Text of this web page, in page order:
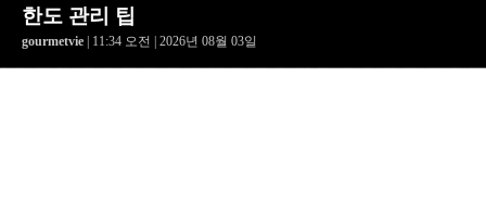
한도 관리 팁
gourmetvie | 11:34 오전 | 2026년 08월 03일